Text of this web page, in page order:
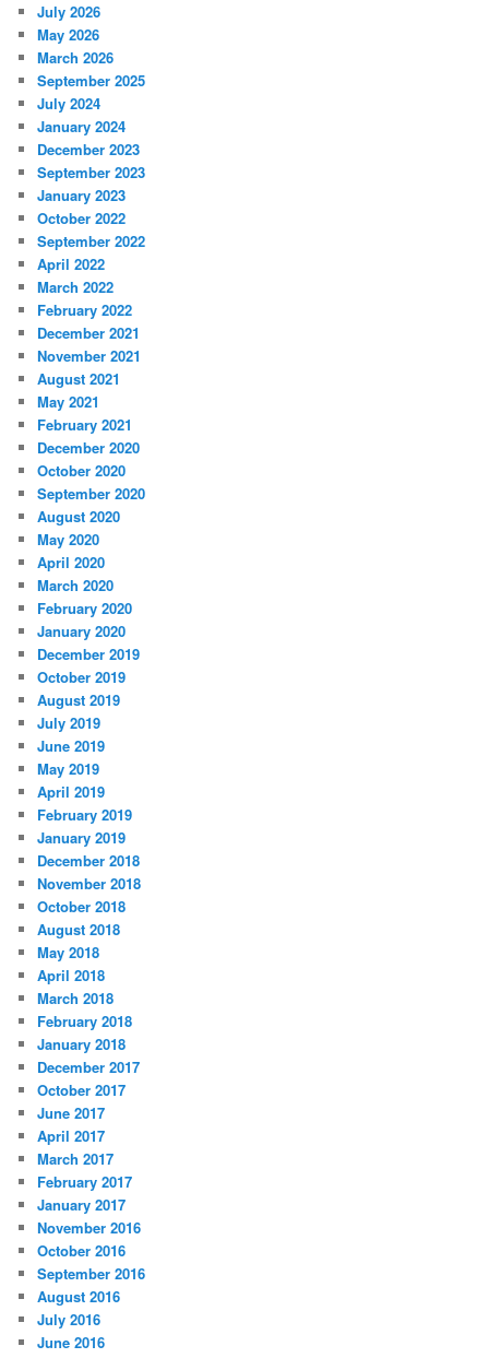
July 2026
May 2026
March 2026
September 2025
July 2024
January 2024
December 2023
September 2023
January 2023
October 2022
September 2022
April 2022
March 2022
February 2022
December 2021
November 2021
August 2021
May 2021
February 2021
December 2020
October 2020
September 2020
August 2020
May 2020
April 2020
March 2020
February 2020
January 2020
December 2019
October 2019
August 2019
July 2019
June 2019
May 2019
April 2019
February 2019
January 2019
December 2018
November 2018
October 2018
August 2018
May 2018
April 2018
March 2018
February 2018
January 2018
December 2017
October 2017
June 2017
April 2017
March 2017
February 2017
January 2017
November 2016
October 2016
September 2016
August 2016
July 2016
June 2016